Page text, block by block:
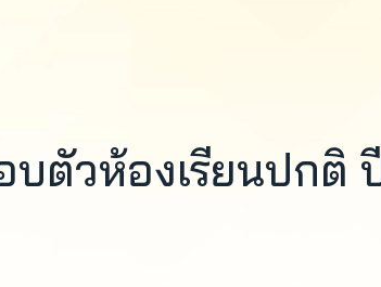
บตัวห้องเรียนปกติ